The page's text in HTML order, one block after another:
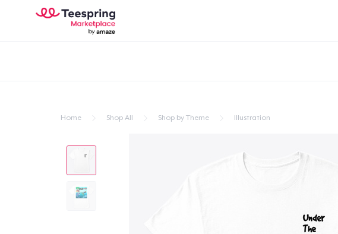
Home Shop All Shop by Theme Illustration